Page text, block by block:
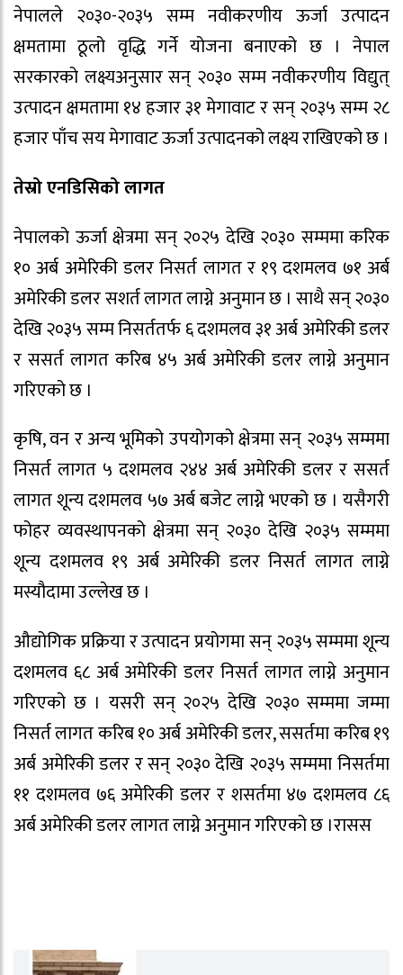
नेपालले २०३०-२०३५ सम्म नवीकरणीय ऊर्जा उत्पादन
क्षमतामा ठूलो वृद्धि गर्ने योजना बनाएको छ । नेपाल
सरकारको लक्ष्यअनुसार सन् २०३० सम्म नवीकरणीय विद्युत्
उत्पादन क्षमतामा १४ हजार ३१ मेगावाट र सन् २०३५ सम्म २८
हजार पाँच सय मेगावाट ऊर्जा उत्पादनको लक्ष्य राखिएको छ ।
तेस्रो एनडिसिको लागत
नेपालको ऊर्जा क्षेत्रमा सन् २०२५ देखि २०३० सम्ममा करिक
१० अर्ब अमेरिकी डलर निसर्त लागत र १९ दशमलव ७१ अर्ब
अमेरिकी डलर सशर्त लागत लाग्ने अनुमान छ । साथै सन् २०३०
देखि २०३५ सम्म निसर्ततर्फ ६ दशमलव ३१ अर्ब अमेरिकी डलर
र ससर्त लागत करिब ४५ अर्ब अमेरिकी डलर लाग्ने अनुमान
गरिएको छ ।
कृषि, वन र अन्य भूमिको उपयोगको क्षेत्रमा सन् २०३५ सम्ममा
निसर्त लागत ५ दशमलव २४४ अर्ब अमेरिकी डलर र ससर्त
लागत शून्य दशमलव ५७ अर्ब बजेट लाग्ने भएको छ । यसैगरी
फोहर व्यवस्थापनको क्षेत्रमा सन् २०३० देखि २०३५ सम्ममा
शून्य दशमलव १९ अर्ब अमेरिकी डलर निसर्त लागत लाग्ने
मस्यौदामा उल्लेख छ ।
औद्योगिक प्रक्रिया र उत्पादन प्रयोगमा सन् २०३५ सम्ममा शून्य
दशमलव ६८ अर्ब अमेरिकी डलर निसर्त लागत लाग्ने अनुमान
गरिएको छ । यसरी सन् २०२५ देखि २०३० सम्ममा जम्मा
निसर्त लागत करिब १० अर्ब अमेरिकी डलर, ससर्तमा करिब १९
अर्ब अमेरिकी डलर र सन् २०३० देखि २०३५ सम्ममा निसर्तमा
११ दशमलव ७६ अमेरिकी डलर र शसर्तमा ४७ दशमलव ८६
अर्ब अमेरिकी डलर लागत लाग्ने अनुमान गरिएको छ ।रासस